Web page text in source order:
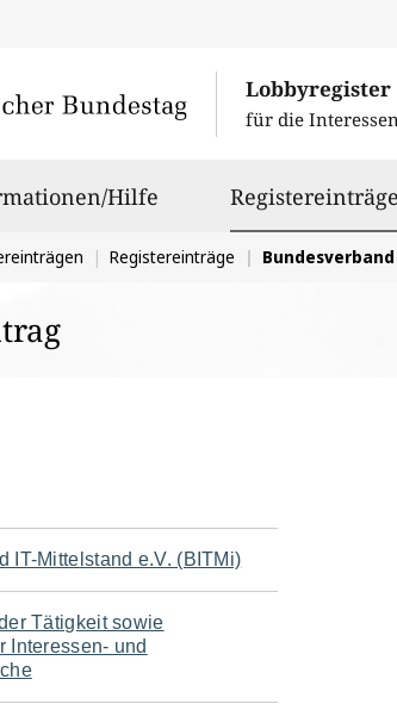
Lobbyregister
für die
Hilfe Registereinträge
Registereinträge Bundesverband
IT-Mittelstand e.V. (BITMi)
Tätigkeit sowie
Interessen- und